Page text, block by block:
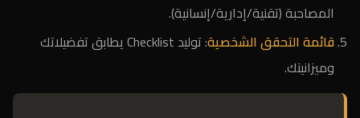
المصاحبة (تقنية/إدارية/إنسانية).
قائمة التحقق الشخصية
: توليد Checklist يطابق تفضيلاتك
وميزانيتك.